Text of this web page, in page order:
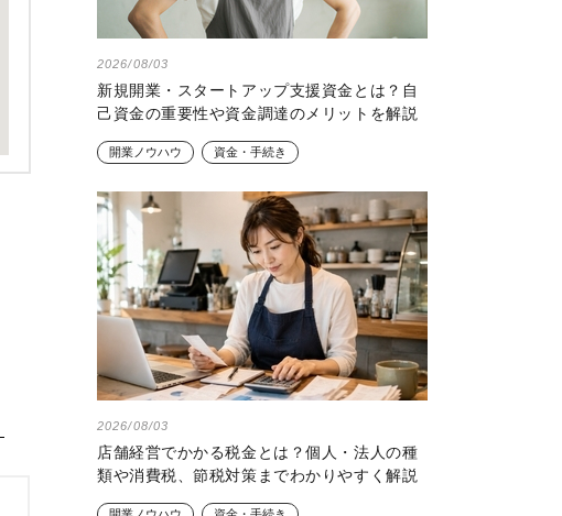
2026/08/03
新規開業・スタートアップ支援資金とは？自
己資金の重要性や資金調達のメリットを解説
開業ノウハウ 資金・手続き
2026/08/03
店舗経営でかかる税金とは？個人・法人の種
類や消費税、節税対策までわかりやすく解説